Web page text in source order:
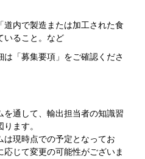
道内で製造または加工された食
いること。など
「募集要項」をご確認くださ
を通して、輸出担当者の知識習
ます。
は現時点での予定となってお
応じて変更の可能性がございま